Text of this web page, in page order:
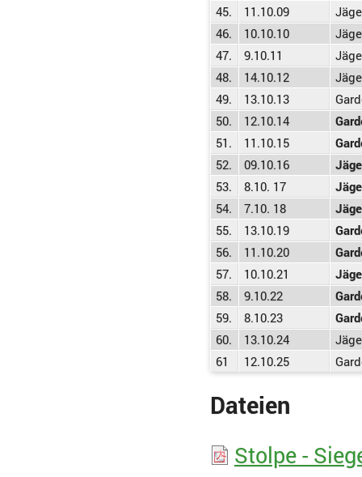
45.
11.10.09
46.
10.10.10
47.
9.10.11
48.
14.10.12
49.
13.10.13
50.
12.10.14
51.
11.10.15
52.
09.10.16
53.
8.10. 17
54.
7.10. 18
55.
13.10.19
56.
11.10.20
57.
10.10.21
58.
9.10.22
59.
8.10.23
60.
13.10.24
61
12.10.25
Dateien
Stolpe -